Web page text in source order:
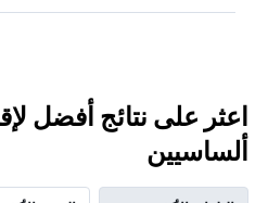
اعثر على نتائج أفضل
ألساسيين